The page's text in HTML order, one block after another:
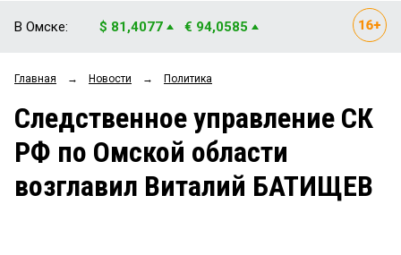
ОБЩЕСТВО
ЗАКОН Рейтинги
Блоги
Архив
В Омске: $ 81,4077 € 94,0585
Главная → Новости → Политика
Следственное управление СК
РФ по Омской области
возглавил Виталий БАТИЩЕВ